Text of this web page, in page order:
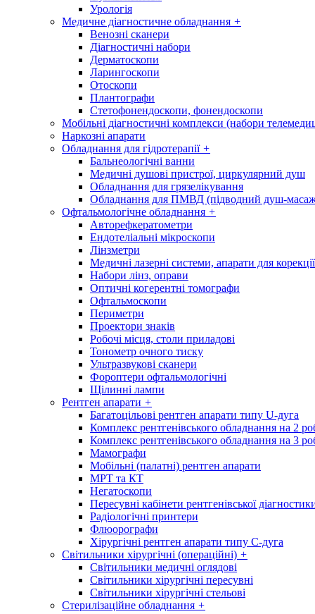
Урологія
Медичне діагностичне обладнання +
Венозні сканери
Діагностичні набори
Дерматоскопи
Ларингоскопи
Отоскопи
Плантографи
Стетофонендоскопи, фонендоскопи
Мобільні діагностичні комплекси (набори
Наркозні апарати
Обладнання для гідротерапії +
Бальнеологічні ванни
Медичні душові пристрої, циркулярний душ
Обладнання для грязелікування
Обладнання для ПМВД (підводний душ-
Офтальмологічне обладнання +
Авторефкератометри
Ендотеліальні мікроскопи
Лінзметри
Медичні лазерні системи, апарати для
Набори лінз, оправи
Оптичні когерентні томографи
Офтальмоскопи
Периметри
Проектори знаків
Робочі місця, столи приладові
Тонометр очного тиску
Ультразвукові сканери
Фороптери офтальмологічні
Щілинні лампи
Рентген апарати +
Багатоцільові рентген апарати типу U-дуга
Комплекс рентгенівського обладнання на 2
Комплекс рентгенівського обладнання на 3
Мамографи
Мобільні (палатні) рентген апарати
МРТ та КТ
Негатоскопи
Пересувні кабінети рентгенівської
Радіологічні принтери
Флюорографи
Хірургічні рентген апарати типу С-дуга
Світильники хірургічні (операційні) +
Світильники медичні оглядові
Світильники хірургічні пересувні
Світильники хірургічні стельові
Стерилізаційне обладнання +